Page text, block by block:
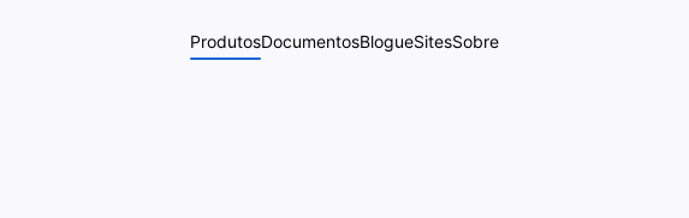
ProdutosDocumentosBlogueSitesSobre